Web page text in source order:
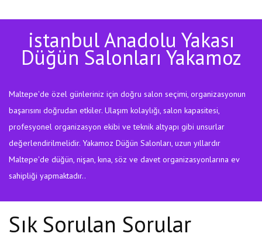
istanbul Anadolu Yakası
Düğün Salonları Yakamoz
Maltepe'de özel günleriniz için doğru salon seçimi, organizasyonun
başarısını doğrudan etkiler. Ulaşım kolaylığı, salon kapasitesi,
profesyonel organizasyon ekibi ve teknik altyapı gibi unsurlar
değerlendirilmelidir. Yakamoz Düğün Salonları, uzun yıllardır
Maltepe'de düğün, nişan, kına, söz ve davet organizasyonlarına ev
sahipliği yapmaktadır..
Sık Sorulan Sorular